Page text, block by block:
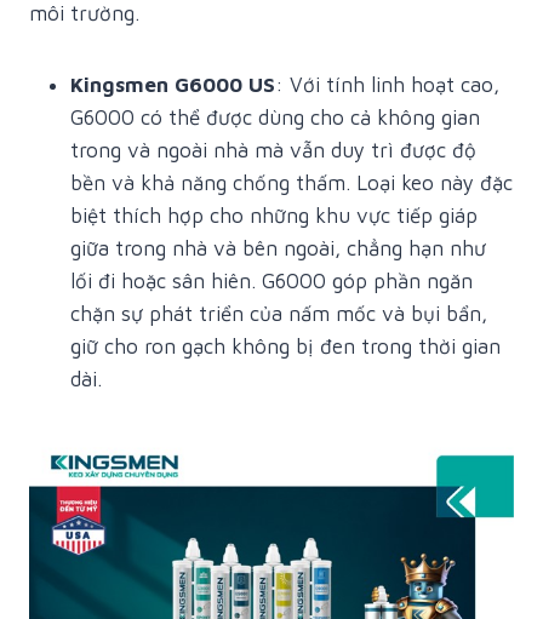
môi trường.
Kingsmen G6000 US: Với tính linh hoạt cao,
G6000 có thể được dùng cho cả không gian
trong và ngoài nhà mà vẫn duy trì được độ
bền và khả năng chống thấm. Loại keo này đặc
biệt thích hợp cho những khu vực tiếp giáp
giữa trong nhà và bên ngoài, chẳng hạn như
lối đi hoặc sân hiên. G6000 góp phần ngăn
chặn sự phát triển của nấm mốc và bụi bẩn,
giữ cho ron gạch không bị đen trong thời gian
dài.